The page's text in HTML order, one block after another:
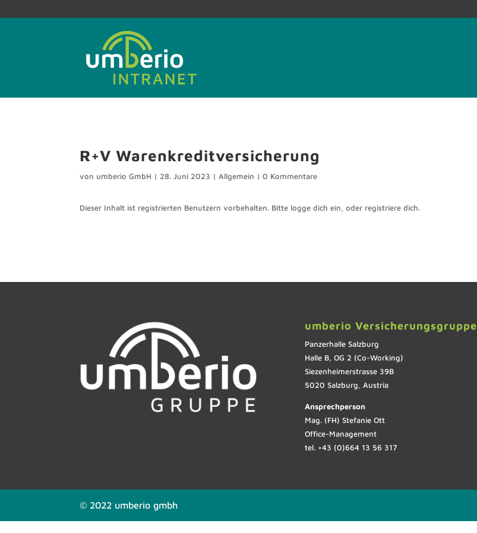
R+V Warenkreditversicherung
von umberio GmbH | 28. Juni 2023 |Allgemein |0 Kommentare
Dieser Inhalt ist registrierten Benutzern vorbehalten. Bitte logge dich ein, oder registriere dich.
umberio Versicherungsgruppe
Panzerhalle Salzburg
Halle B, OG 2 (Co-Working)
Siezenheimerstrasse 39B
5020 Salzburg, Austria
Ansprechperson
Mag. (FH) Stefanie Ott
Office-Management
tel. +43 (0)664 13 56 317
© 2022 umberio gmbh